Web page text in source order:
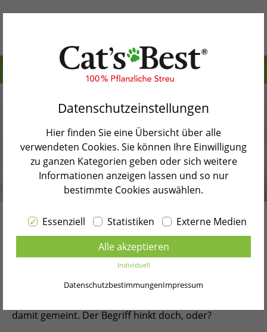
Warum Cat’s Best
Unsere Produkte
Katzenblog
Shopsuche
Sprache wählen
PORTUGUÊS
Katzen-Zähne
damit gemeint. Der Begriff hinkt doch, oder?
Inhaltsverzeichnis>
Zurück zur Blogübersicht
Datenschutzeinstellungen
Hier finden Sie eine Übersicht über alle
verwendeten Cookies. Sie können Ihre Einwilligung
zu ganzen Kategorien geben oder sich weitere
Informationen anzeigen lassen und so nur
bestimmte Cookies auswählen.
Essenziell Statistiken
Externe Medien
Alle akzeptieren
Individuell
DatenschutzbestimmungenImpressum